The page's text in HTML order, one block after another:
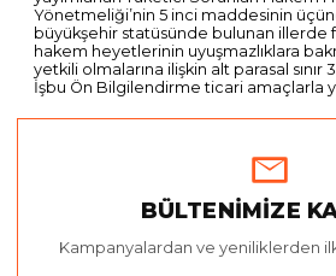
Yönetmeliği’nin 5 inci maddesinin
büyükşehir statüsünde bulunan illerde
hakem heyetlerinin uyuşmazlıklara
yetkili olmalarına ilişkin alt parasal sınır
İşbu Ön Bilgilendirme ticari amaçlarla
BÜLTENİMİZE
Kampanyalardan ve yeniliklerden